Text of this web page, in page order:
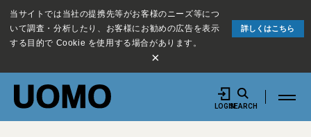
当サイトでは当社の提携先等がお客様のニーズ等につ
いて調査・分析したり、お客様にお勧めの広告を表示
する目的で Cookie を使用する場合があります。
詳しくはこちら
×
LOGINSEARCH